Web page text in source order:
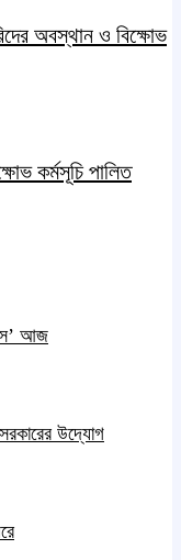
অবস্থান ও বিক্ষোভ
কর্মসূচি পালিত
আজ
উদ্যোগ